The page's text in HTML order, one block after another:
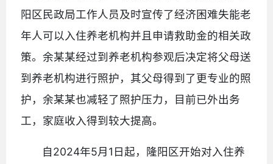
阳区民政局工作人员及时宣传了经济困难失能老
年人可以入住养老机构并且申请救助金的相关政
策。余某某经过到养老机构参观后决定将父母送
到养老机构进行照护，其父母得到了更专业的照
护，余某某也减轻了照护压力，目前已外出务
工，家庭收入得到较大提高。
自2024年5月1日起，隆阳区开始对入住养